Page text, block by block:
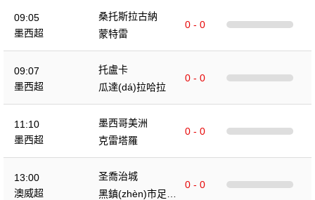
09:05
墨西超
桑托斯拉古納
0 - 0
蒙特雷
09:07
墨西超
托盧卡
0 - 0
瓜達(dá)拉哈拉
11:10
墨西超
墨西哥美洲
0 - 0
克雷塔羅
13:00
澳威超
圣喬治城
0 - 0
黑鎮(zhèn)市足球